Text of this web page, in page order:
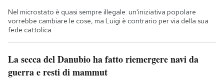
Nel microstato è quasi sempre illegale: un'iniziativa popolare
vorrebbe cambiare le cose, ma Luigi è contrario per via della sua
fede cattolica
La secca del Danubio ha fatto riemergere navi da
guerra e resti di mammut